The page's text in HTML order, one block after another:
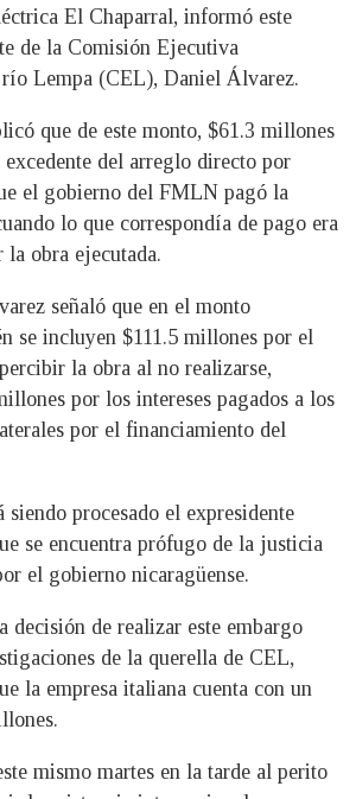
El Chaparral, informó este
de la Comisión Ejecutiva
Lempa (CEL), Daniel Álvarez.
que de este monto, $61.3 millones
excedente del arreglo directo por
el gobierno del FMLN pagó la
lo que correspondía de pago era
obra ejecutada.
señaló que en el monto
se incluyen $111.5 millones por el
la obra al no realizarse,
por los intereses pagados a los
por el financiamiento del
siendo procesado el expresidente
se encuentra prófugo de la justicia
el gobierno nicaragüense.
decisión de realizar este embargo
de la querella de CEL,
la empresa italiana cuenta con un
mismo martes en la tarde al perito